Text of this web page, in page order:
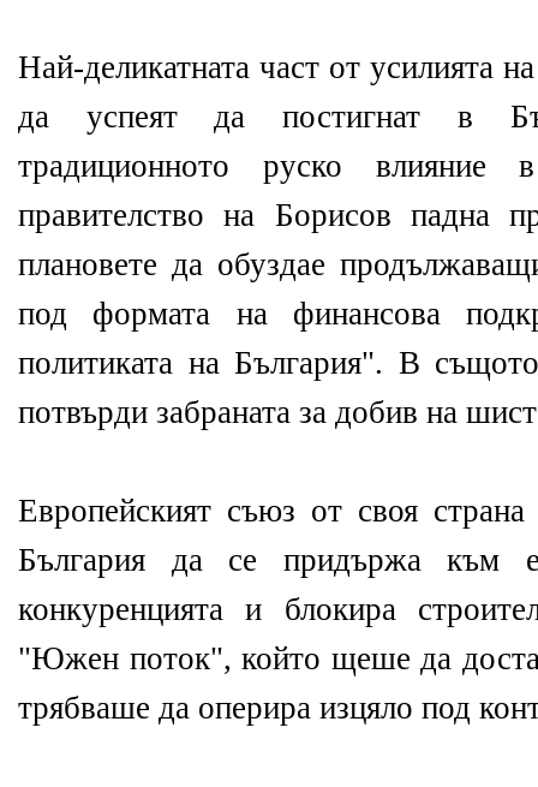
Най-деликатната част от усилията
да успеят да постигнат в
традиционното руско
правителство на Борисов падна
плановете да обуздае
под формата на финансова
политиката на България". В
потвърди забраната за добив на
Европейският съюз от своя страна
България да се придържа към
конкуренцията и блокира
"Южен поток", който щеше да
трябваше да оперира изцяло под